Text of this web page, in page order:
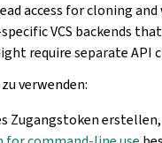
access for cloning
VCS backends
require separate API
verwenden:
Zugangstoken